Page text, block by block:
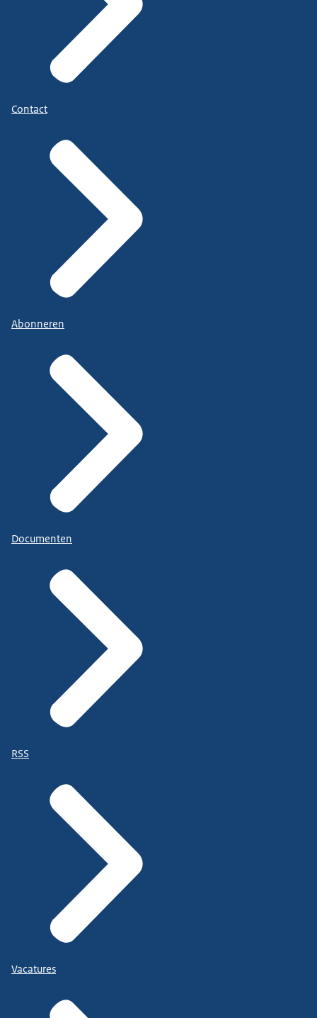
Contact
Abonneren
Documenten
RSS
Vacatures